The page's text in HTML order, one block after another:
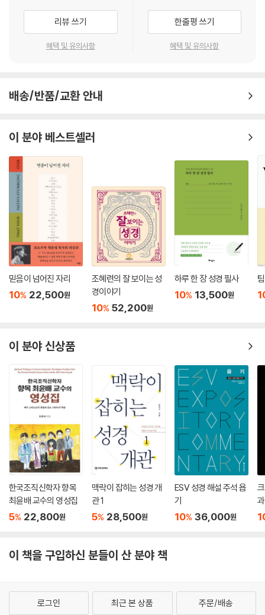
리뷰 쓰기
혜택 및 유의사항
한줄평 쓰기
혜택 및 유의사항
배송/반품/교환 안내
이 분야 베스트셀러
믿음이 넘어진 자리
10% 22,500원
조혜련의 잘 보이는 성
경이야기
10% 52,200원
하루 한 장 성경 필사
10% 13,500원
이 분야 신상품
한국조직신학자 향목
최윤배 교수의 영성집
5% 22,800원
맥락이 잡히는 성경 개
관 1
5% 28,500원
ESV 성경 해설 주석 욥
기
10% 36,000원
이 책을 구입하신 분들이 산 분야 책
로그인 최근 본 상품 주문/배송